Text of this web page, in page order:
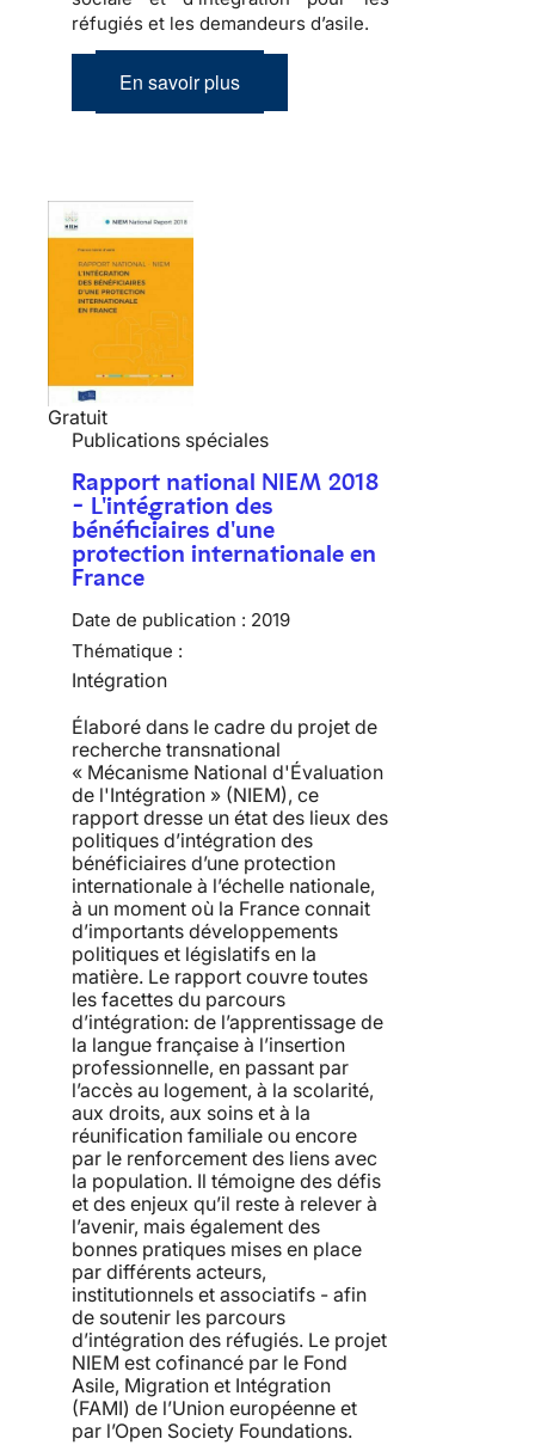
réfugiés et les demandeurs d’asile.
En savoir plus
Gratuit
Publications spéciales
Rapport national NIEM 2018
- L'intégration des
bénéficiaires d'une
protection internationale en
France
Date de publication : 2019
Thématique :
Intégration
Élaboré dans le cadre du projet de
recherche transnational
« Mécanisme National d'Évaluation
de l'Intégration » (NIEM), ce
rapport dresse un état des lieux des
politiques d’intégration des
bénéficiaires d’une protection
internationale à l’échelle nationale,
à un moment où la France connait
d’importants développements
politiques et législatifs en la
matière. Le rapport couvre toutes
les facettes du parcours
d’intégration: de l’apprentissage de
la langue française à l’insertion
professionnelle, en passant par
l’accès au logement, à la scolarité,
aux droits, aux soins et à la
réunification familiale ou encore
par le renforcement des liens avec
la population. Il témoigne des défis
et des enjeux qu’il reste à relever à
l’avenir, mais également des
bonnes pratiques mises en place
par différents acteurs,
institutionnels et associatifs - afin
de soutenir les parcours
d’intégration des réfugiés. Le projet
NIEM est cofinancé par le Fond
Asile, Migration et Intégration
(FAMI) de l’Union européenne et
par l’Open Society Foundations.